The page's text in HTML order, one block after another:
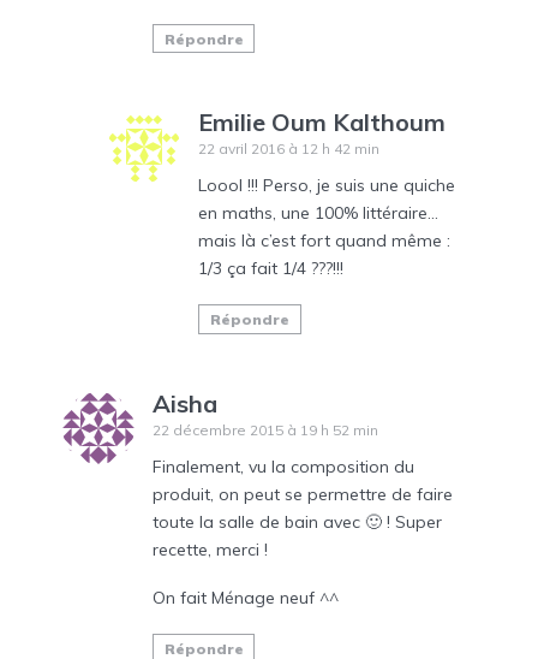
Répondre
Emilie Oum Kalthoum
22 avril 2016 à 12 h 42 min
Loool !!! Perso, je suis une quiche
en maths, une 100% littéraire…
mais là c’est fort quand même :
1/3 ça fait 1/4 ???!!!
Répondre
Aisha
22 décembre 2015 à 19 h 52 min
Finalement, vu la composition du
produit, on peut se permettre de faire
toute la salle de bain avec 🙂 ! Super
recette, merci !
On fait Ménage neuf ^^
Répondre